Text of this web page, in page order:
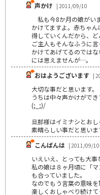
声かけ | 2011/09/10
私も今8か月の娘がい
かけてますよ。赤ちゃ
得していくんだから、
ご主人もそんなふうに
かけてあげてるのでは
には思えませんが…。
おはようございます |
大切な事だと思います。
うちは中々声かけがで
(;_;)/
旦那様はイミナシとお
素晴らしい事だと思いま
こんばんは | 2011/09/10
いえいえ、とっても大
私の娘は８ヶ月頃に「
も合っていました。
なのでもう言葉の意味を
楽しくおしゃべり続け